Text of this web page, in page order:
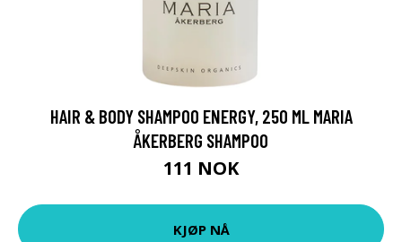
HAIR & BODY SHAMPOO ENERGY, 250 ML MARIA
ÅKERBERG SHAMPOO
111 NOK
KJØP NÅ